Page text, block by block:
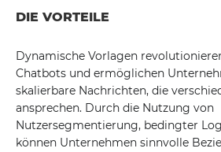
DIE VORTEILE
Dynamische Vorlagen
Chatbots und ermöglichen
skalierbare Nachrichten, die
ansprechen. Durch die Nutzung von
Nutzersegmentierung, bedingter
können Unternehmen sinnvolle